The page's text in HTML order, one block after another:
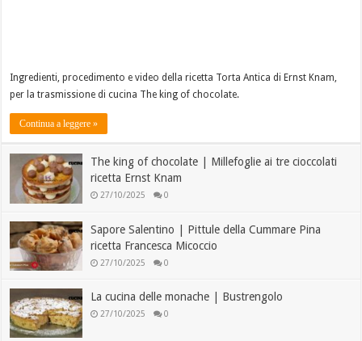
Ingredienti, procedimento e video della ricetta Torta Antica di Ernst Knam,
per la trasmissione di cucina The king of chocolate.
Continua a leggere »
The king of chocolate | Millefoglie ai tre cioccolati
ricetta Ernst Knam
27/10/2025 0
Sapore Salentino | Pittule della Cummare Pina
ricetta Francesca Micoccio
27/10/2025 0
La cucina delle monache | Bustrengolo
27/10/2025 0